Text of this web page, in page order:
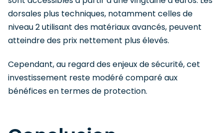
dorsales plus techniques, notamment celles de
niveau 2 utilisant des matériaux avancés, peuvent
atteindre des prix nettement plus élevés.
Cependant, au regard des enjeux de sécurité, cet
investissement reste modéré comparé aux
bénéfices en termes de protection.